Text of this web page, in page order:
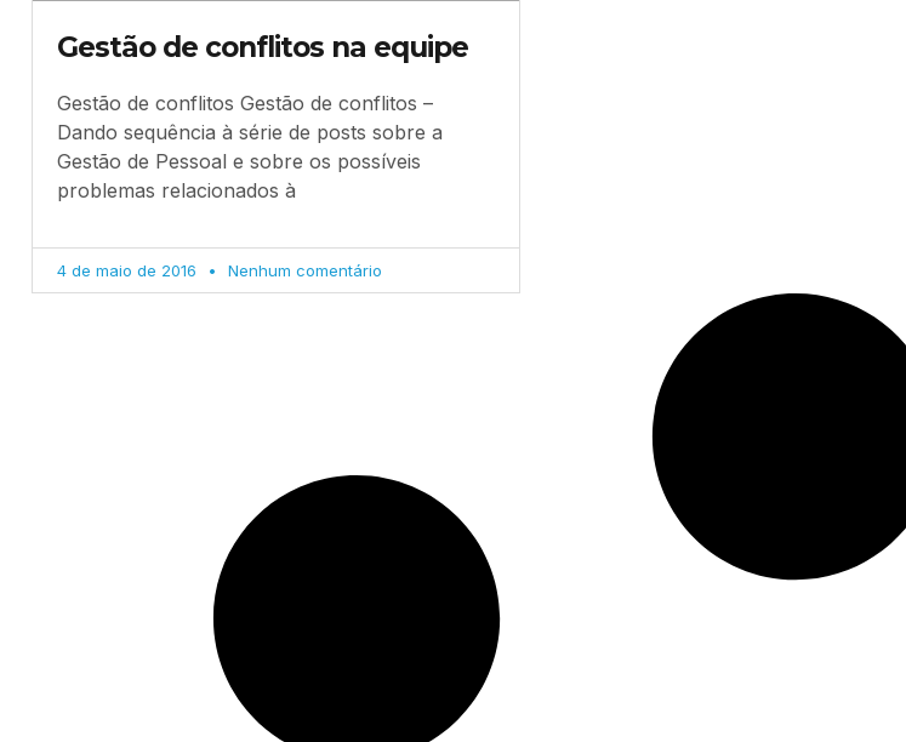
Gestão de conflitos na equipe
Gestão de conflitos Gestão de conflitos –
Dando sequência à série de posts sobre a
Gestão de Pessoal e sobre os possíveis
problemas relacionados à
4 de maio de 2016 Nenhum comentário